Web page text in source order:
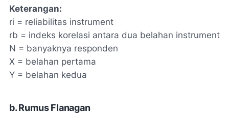
Keterangan:
ri = reliabilitas instrument
rb = indeks korelasi antara dua belahan instrument
N = banyaknya responden
X = belahan pertama
Y = belahan kedua
b. Rumus Flanagan